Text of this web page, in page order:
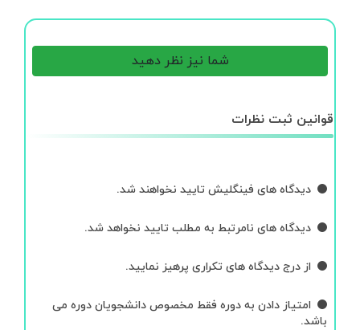
شما نیز نظر دهید
قوانین ثبت نظرات
دیدگاه های فینگلیش تایید نخواهند شد.
دیدگاه های نامرتبط به مطلب تایید نخواهد شد.
از درج دیدگاه های تکراری پرهیز نمایید.
امتیاز دادن به دوره فقط مخصوص دانشجویان دوره می
باشد.